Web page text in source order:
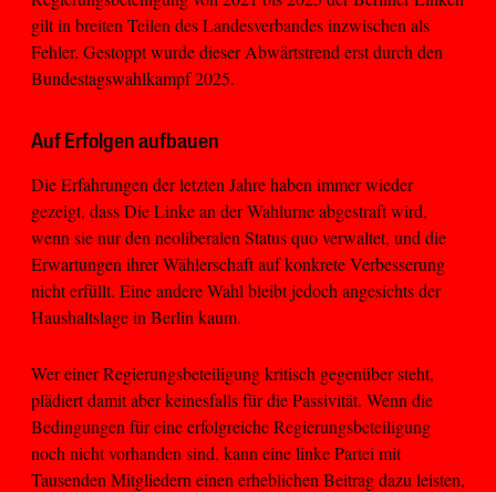
gilt in breiten Teilen des Landesverbandes inzwischen als
Fehler. Gestoppt wurde dieser Abwärtstrend erst durch den
Bundestagswahlkampf 2025.
Auf Erfolgen aufbauen
Die Erfahrungen der letzten Jahre haben immer wieder
gezeigt, dass Die Linke an der Wahlurne abgestraft wird,
wenn sie nur den neoliberalen Status quo verwaltet, und die
Erwartungen ihrer Wählerschaft auf konkrete Verbesserung
nicht erfüllt. Eine andere Wahl bleibt jedoch angesichts der
Haushaltslage in Berlin kaum.
Wer einer Regierungsbeteiligung kritisch gegenüber steht,
plädiert damit aber keinesfalls für die Passivität. Wenn die
Bedingungen für eine erfolgreiche Regierungsbeteiligung
noch nicht vorhanden sind, kann eine linke Partei mit
Tausenden Mitgliedern einen erheblichen Beitrag dazu leisten,